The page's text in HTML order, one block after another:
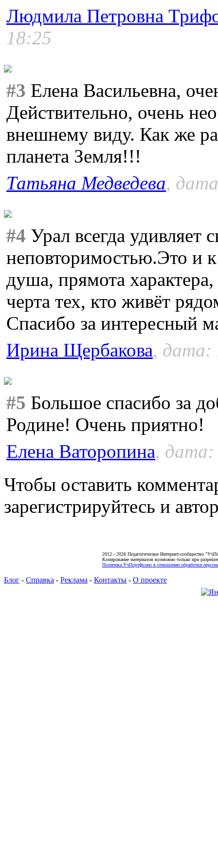
Людмила Петровна
18:25
#3 Елена Васильевна,
Действительно, очень
внешнему виду. Как же
планета Земля!!!
Татьяна Медведева,
#4 Урал всегда удивляет
неповторимостью.Это и
душа, прямота
черта тех, кто живёт
Спасибо за интересный
Ирина Щербакова, дата:
#5 Большое спасибо за
Родине! Очень приятно!
Елена Ваторопина, дата:
Чтобы оставить
зарегистрируйтесь и
2012 - 2026 Педагогическое Интернет-сообщество
Копирование материалов возможно только при
Политика УчПортфолио в отношении обработки
Блог - Справка - Реклама - Контакты - О проекте